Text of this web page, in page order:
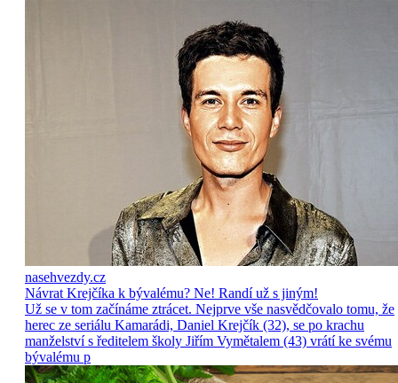
nasehvezdy.cz
Návrat Krejčíka k bývalému? Ne! Randí už s jiným!
Už se v tom začínáme ztrácet. Nejprve vše nasvědčovalo tomu, že
herec ze seriálu Kamarádi, Daniel Krejčík (32), se po krachu
manželství s ředitelem školy Jiřím Vymětalem (43) vrátí ke svému
bývalému p